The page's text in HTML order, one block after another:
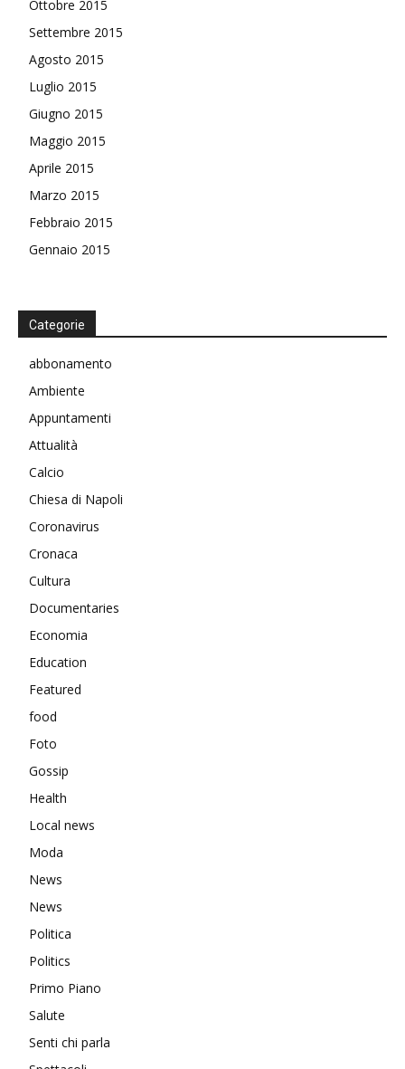
Ottobre 2015
Settembre 2015
Agosto 2015
Luglio 2015
Giugno 2015
Maggio 2015
Aprile 2015
Marzo 2015
Febbraio 2015
Gennaio 2015
Categorie
abbonamento
Ambiente
Appuntamenti
Attualità
Calcio
Chiesa di Napoli
Coronavirus
Cronaca
Cultura
Documentaries
Economia
Education
Featured
food
Foto
Gossip
Health
Local news
Moda
News
News
Politica
Politics
Primo Piano
Salute
Senti chi parla